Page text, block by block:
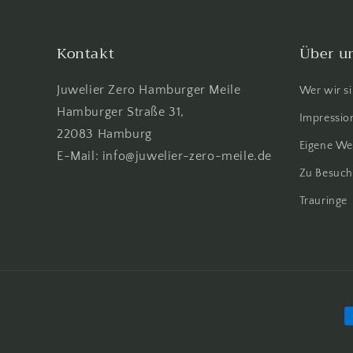
Kontakt
Juwelier Zero Hamburger Meile
Hamburger Straße 31,
22083 Hamburg
E-Mail: info@juwelier-zero-meile.de
Über
Wer wir
Eigene
Zu
Trauringe